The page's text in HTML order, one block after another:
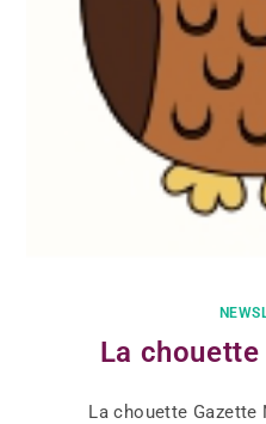
La chouette
La chouette Gazette